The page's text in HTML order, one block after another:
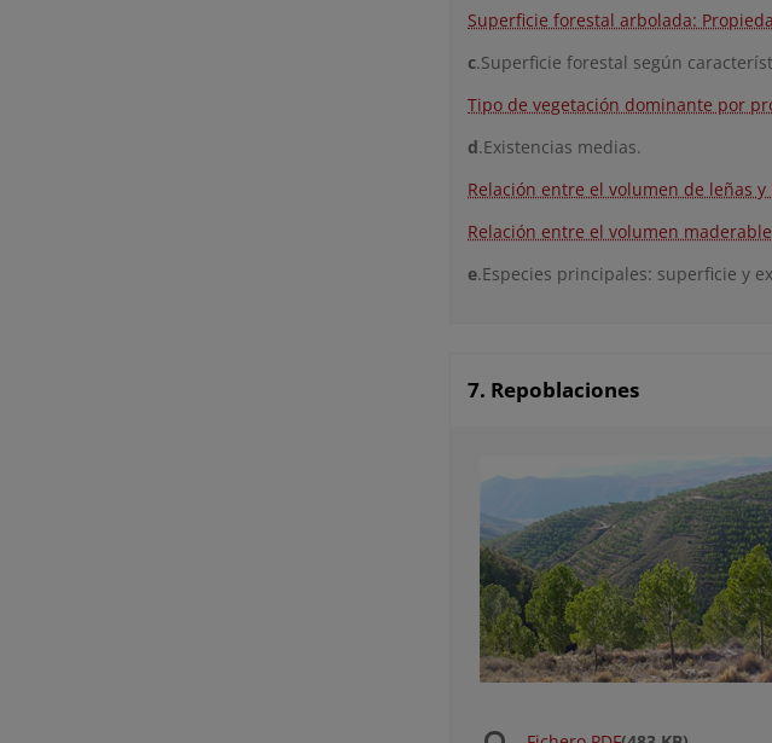
Superficie forestal arbolada:
c.Superficie forestal según
Tipo de vegetación dominante por
d.Existencias medias.
Relación entre el volumen de leñas
Relación entre el volumen
e.Especies principales: superficie y
7. Repoblaciones